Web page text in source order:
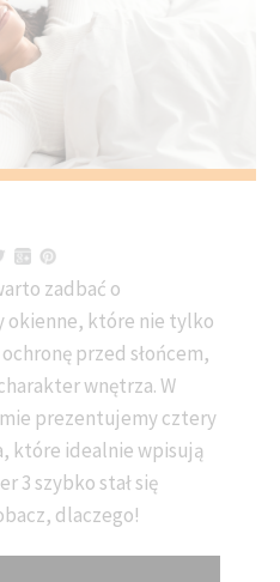
zadbać o
okienne, które nie tylko
przed słońcem,
wnętrza. W
prezentujemy cztery
które idealnie wpisują
3 szybko stał się
dlaczego!